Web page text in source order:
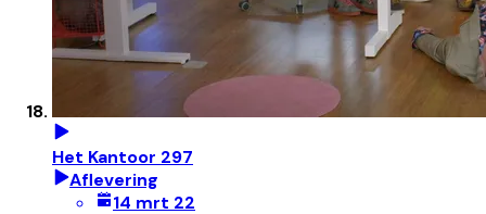
Het Kantoor 297
Aflevering
14 mrt 22